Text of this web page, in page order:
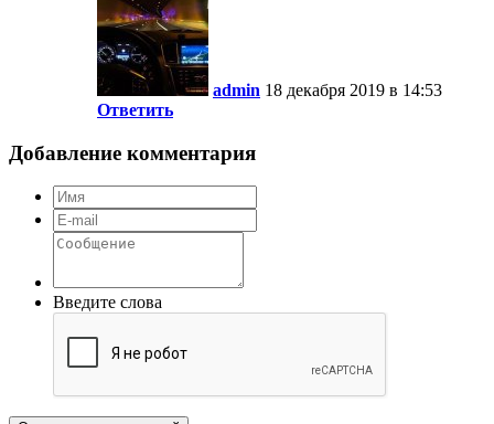
admin 18 декабря 2019 в 14:53
Ответить
Добавление комментария
Введите слова